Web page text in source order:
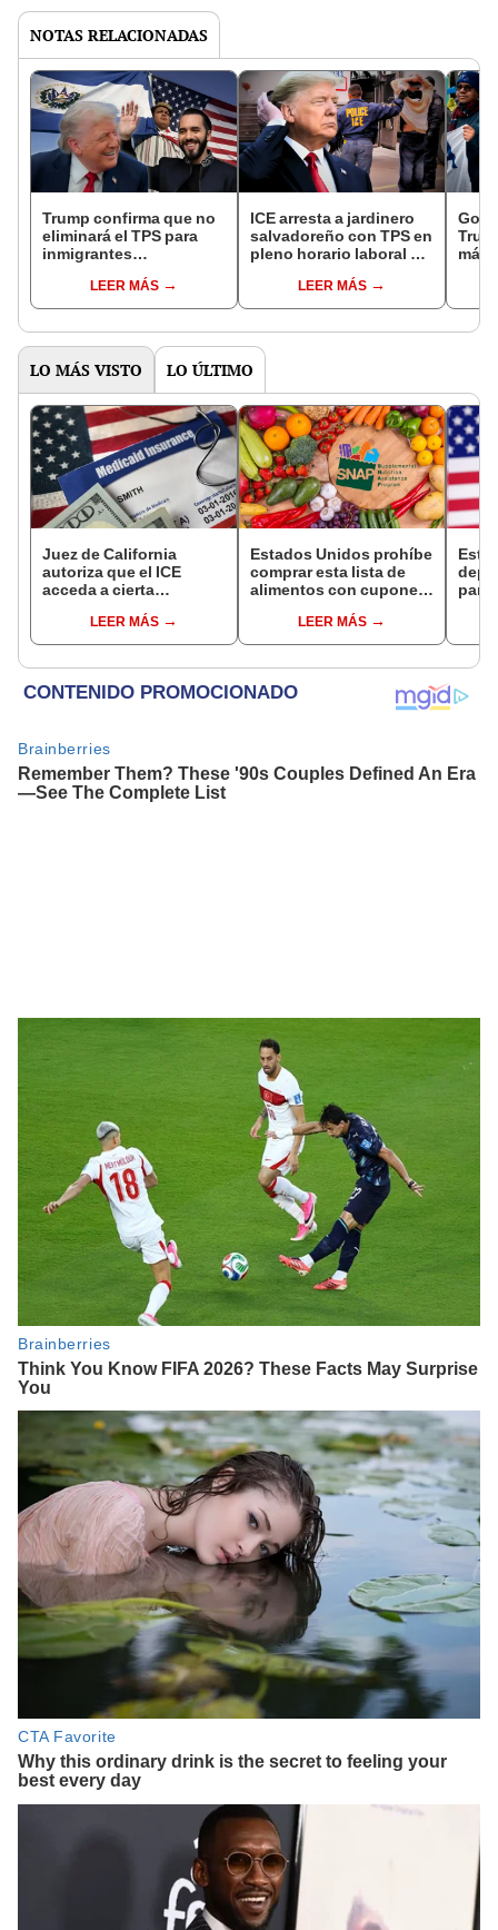
NOTAS RELACIONADAS
Trump confirma que no
eliminará el TPS para
inmigrantes
“Ellos se convierten en
personas agradables”
LEER MÁS
ICE arresta a jardinero
salvadoreño con TPS en
pleno horario laboral y
California por este
motivo
LEER MÁS
más
LO MÁS VISTO LO ÚLTIMO
Juez de California
autoriza que el ICE
acceda a cierta
inmigrantes inscritos en
Medicaid
LEER MÁS
Estados Unidos prohíbe
comprar esta lista de
alimentos con cupones
desde 2026LEER MÁS
para
se